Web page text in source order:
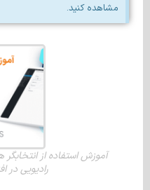
مشاهده کنید.
آموزش استفاده از
رادیویی در